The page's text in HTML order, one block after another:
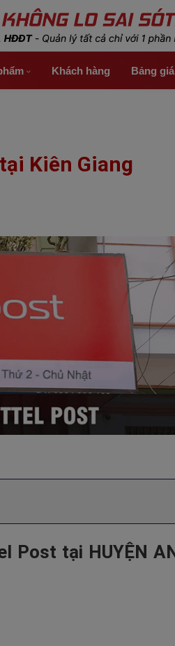
Khách hàng Bảng
Kiên Giang
Post tại HUYỆN